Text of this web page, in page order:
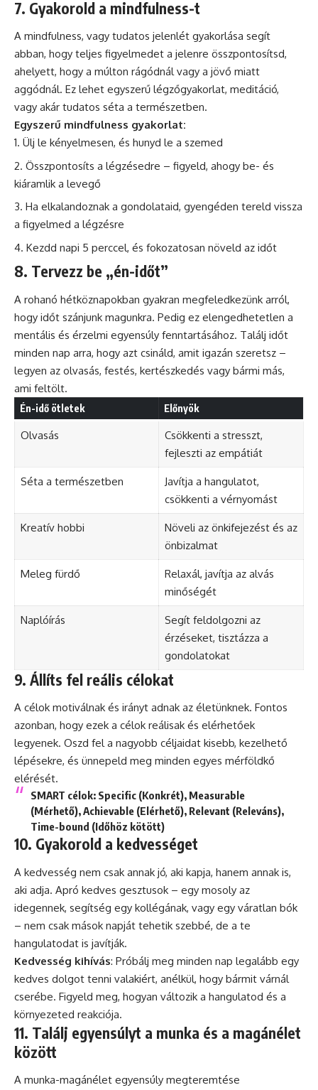
7. Gyakorold a mindfulness-t
A mindfulness, vagy tudatos jelenlét gyakorlása segít
abban, hogy teljes figyelmedet a jelenre összpontosítsd,
ahelyett, hogy a múlton rágódnál vagy a jövő miatt
aggódnál. Ez lehet egyszerű légzőgyakorlat, meditáció,
vagy akár tudatos séta a természetben.
Egyszerű mindfulness gyakorlat:
Ülj le kényelmesen, és hunyd le a szemed
Összpontosíts a légzésedre – figyeld, ahogy be- és
kiáramlik a levegő
Ha elkalandoznak a gondolataid, gyengéden tereld vissza
a figyelmed a légzésre
Kezdd napi 5 perccel, és fokozatosan növeld az időt
8. Tervezz be „én-időt”
A rohanó hétköznapokban gyakran megfeledkezünk arról,
hogy időt szánjunk magunkra. Pedig ez elengedhetetlen a
mentális és érzelmi egyensúly fenntartásához. Találj időt
minden nap arra, hogy azt csináld, amit igazán szeretsz –
legyen az olvasás, festés, kertészkedés vagy bármi más,
ami feltölt.
Én-idő ötletek Előnyök
Olvasás
Csökkenti a stresszt,
fejleszti az empátiát
Séta a természetben
Javítja a hangulatot,
csökkenti a vérnyomást
Kreatív hobbi
Növeli az önkifejezést és az
önbizalmat
Meleg fürdő
Relaxál, javítja az alvás
minőségét
Naplóírás
Segít feldolgozni az
érzéseket, tisztázza a
gondolatokat
9. Állíts fel reális célokat
A célok motiválnak és irányt adnak az életünknek. Fontos
azonban, hogy ezek a célok reálisak és elérhetőek
legyenek. Oszd fel a nagyobb céljaidat kisebb, kezelhető
lépésekre, és ünnepeld meg minden egyes mérföldkő
elérését.
SMART célok: Specific (Konkrét), Measurable
(Mérhető), Achievable (Elérhető), Relevant (Releváns),
Time-bound (Időhöz kötött)
10. Gyakorold a kedvességet
A kedvesség nem csak annak jó, aki kapja, hanem annak is,
aki adja. Apró kedves gesztusok – egy mosoly az
idegennek, segítség egy kollégának, vagy egy váratlan bók
– nem csak mások napját tehetik szebbé, de a te
hangulatodat is javítják.
Kedvesség kihívás: Próbálj meg minden nap legalább egy
kedves dolgot tenni valakiért, anélkül, hogy bármit várnál
cserébe. Figyeld meg, hogyan változik a hangulatod és a
környezeted reakciója.
11. Találj egyensúlyt a munka és a magánélet
között
A munka-magánélet egyensúly megteremtése